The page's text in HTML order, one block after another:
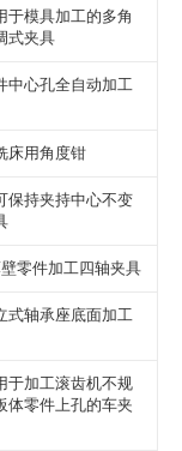
于模具加工的多角
式夹具
中心孔全自动加工
床用角度钳
保持夹持中心不变
零件加工四轴夹具
式轴承座底面加工
于加工滚齿机不规
体零件上孔的车夹